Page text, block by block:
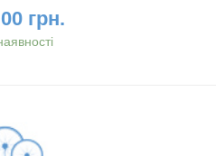
грн.